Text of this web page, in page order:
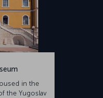
in the
the Yugoslav